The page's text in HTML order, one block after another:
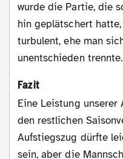
wurde die Partie, die
hin geplätschert
turbulent, ehe man
unentschieden trennte.
Fazit
Eine Leistung unserer Amateure, die Hoffnung für
den restlichen
Aufstiegszug dürfte
sein, aber die